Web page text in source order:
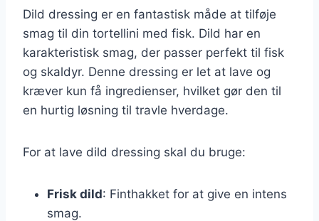
Dild dressing er en fantastisk måde at tilføje
smag til din tortellini med fisk. Dild har en
karakteristisk smag, der passer perfekt til fisk
og skaldyr. Denne dressing er let at lave og
kræver kun få ingredienser, hvilket gør den til
en hurtig løsning til travle hverdage.
For at lave dild dressing skal du bruge:
Frisk dild: Finthakket for at give en intens
smag.